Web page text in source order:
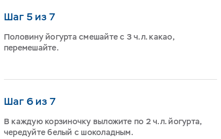
Шаг 5 из 7
Половину йогурта смешайте с 3 ч.л. какао,
перемешайте.
Шаг 6 из 7
В каждую корзиночку выложите по 2 ч.л. йогурта,
чередуйте белый с шоколадным.